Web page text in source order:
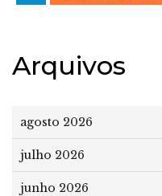
Arquivos
agosto 2026
julho 2026
junho 2026